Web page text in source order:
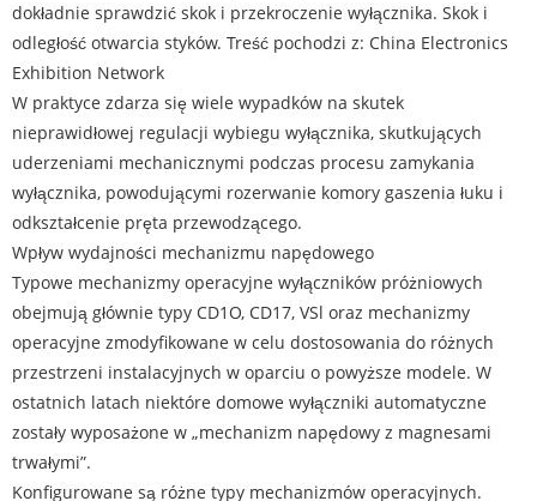
dokładnie sprawdzić skok i przekroczenie wyłącznika. Skok i
odległość otwarcia styków. Treść pochodzi z: China Electronics
Exhibition Network
W praktyce zdarza się wiele wypadków na skutek
nieprawidłowej regulacji wybiegu wyłącznika, skutkujących
uderzeniami mechanicznymi podczas procesu zamykania
wyłącznika, powodującymi rozerwanie komory gaszenia łuku i
odkształcenie pręta przewodzącego.
Wpływ wydajności mechanizmu napędowego
Typowe mechanizmy operacyjne wyłączników próżniowych
obejmują głównie typy CD1O, CD17, VSl oraz mechanizmy
operacyjne zmodyfikowane w celu dostosowania do różnych
przestrzeni instalacyjnych w oparciu o powyższe modele. W
ostatnich latach niektóre domowe wyłączniki automatyczne
zostały wyposażone w „mechanizm napędowy z magnesami
trwałymi”.
Konfigurowane są różne typy mechanizmów operacyjnych.